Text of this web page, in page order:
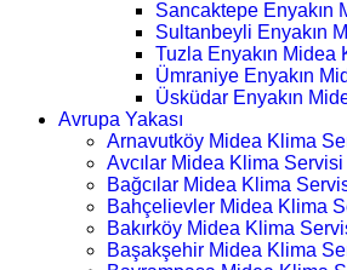
Sancaktepe Enyakın
Sultanbeyli Enyakın
Tuzla Enyakın Midea
Ümraniye Enyakın
Üsküdar Enyakın
Avrupa Yakası
Arnavutköy Midea Klima
Avcılar Midea Klima Servisi
Bağcılar Midea Klima
Bahçelievler Midea Klima
Bakırköy Midea Klima
Başakşehir Midea Klima